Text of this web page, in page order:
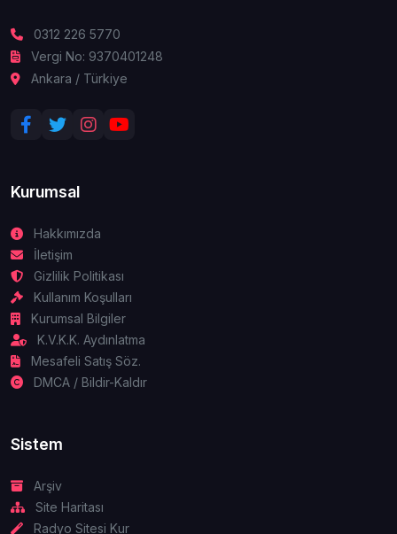
0312 226 5770
Vergi No: 9370401248
Ankara / Türkiye
Kurumsal
Hakkımızda
İletişim
Gizlilik Politikası
Kullanım Koşulları
Kurumsal Bilgiler
K.V.K.K. Aydınlatma
Mesafeli Satış Söz.
DMCA / Bildir-Kaldır
Sistem
Arşiv
Site Haritası
Radyo Sitesi Kur